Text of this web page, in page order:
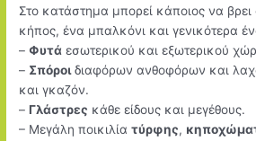
Στο κατάστημα μπορεί κάποιος να βρει
κήπος, ένα μπαλκόνι και γενικότερα
– Φυτά εσωτερικού και εξωτερικού
– Σπόροιδιαφόρων ανθοφόρων και
και γκαζόν.
–Γλάστρες κάθε είδους και μεγέθους.
– Μεγάλη ποικιλίατύρφης,